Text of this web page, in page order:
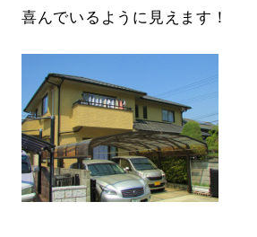
喜んでいるように見えます！